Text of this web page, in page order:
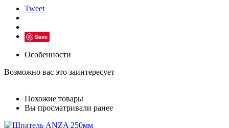
Tweet
Save
Особенности
Возможно вас это заинтересует
Похожие товары
Вы просматривали ранее